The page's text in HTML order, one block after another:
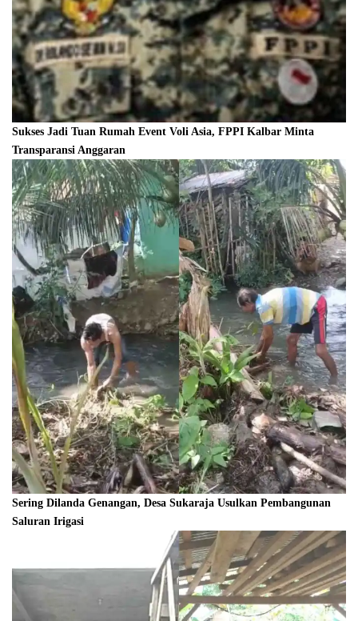
Sukses Jadi Tuan Rumah Event Voli Asia, FPPI Kalbar Minta
Transparansi Anggaran
Sering Dilanda Genangan, Desa Sukaraja Usulkan Pembangunan
Saluran Irigasi